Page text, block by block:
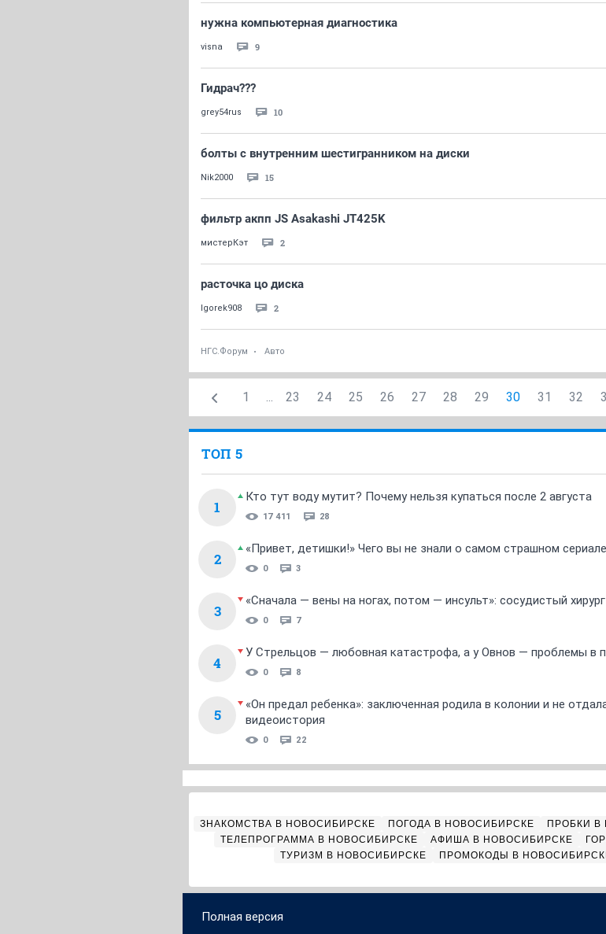
нужна компьютерная диагностика
visna 9
Гидрач???
grey54rus 10
болты с внутренним шестигранником на диски
Nik2000 15
фильтр акпп JS Asakashi JT425K
мистерКэт 2
расточка цо диска
Igorek908 2
НГС.Форум Авто
1 ... 23 24 25 26 27 28 29 30 31 32
ТОП 5
1
Кто тут воду мутит? Почему нельзя купаться после 2 августа
17 411 28
2
«Привет, детишки!» Чего вы не знали о самом страшном
0 3
3
«Сначала — вены на ногах, потом — инсульт»: сосудистый
0 7
4
У Стрельцов — любовная катастрофа, а у Овнов — проблемы в
0 8
5
«Он предал ребенка»: заключенная родила в колонии и не
видеоистория
0 22
ЗНАКОМСТВА В НОВОСИБИРСКЕ ПОГОДА В НОВОСИБИРСКЕ ПРОБКИ В
ТЕЛЕПРОГРАММА В НОВОСИБИРСКЕ
АФИША В НОВОСИБИРСКЕ
ТУРИЗМ В НОВОСИБИРСКЕ
ПРОМОКОДЫ В
Полная версия